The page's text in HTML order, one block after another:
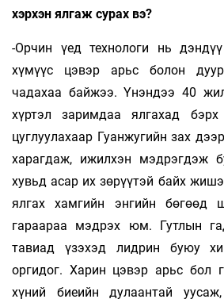
хэрхэн ялгаж сурах вэ?
-Орчин үед технологи нь
хүмүүс цэвэр арьс болон
чадахаа байжээ. Үнэндээ 40
хүртэл заримдаа ялгахад
цуглуулахаар Гуанжугийн зах
харагдаж, ижилхэн мэдрэгдэж
хувьд асар их зөрүүтэй байх
ялгах хамгийн энгийн бөгөөд
гараараа мэдрэх юм. Гутлын
тавиад үзэхэд лидрин буюу
оргидог. Харин цэвэр арьс бол
хүний биеийн дулаантай